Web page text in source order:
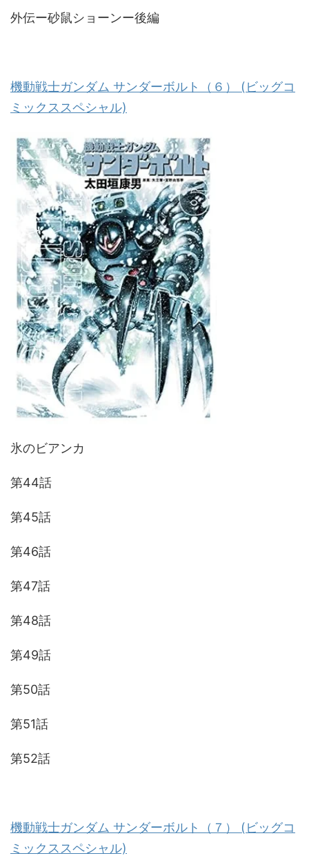
外伝ー砂鼠ショーンー後編
機動戦士ガンダム サンダーボルト（６） (ビッグコ
ミックススペシャル)
氷のビアンカ
第44話
第45話
第46話
第47話
第48話
第49話
第50話
第51話
第52話
機動戦士ガンダム サンダーボルト（７） (ビッグコ
ミックススペシャル)